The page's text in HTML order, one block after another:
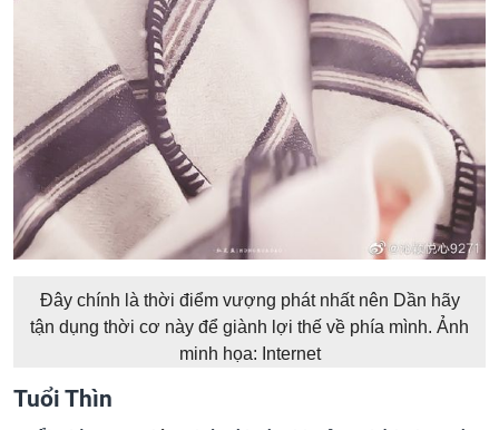
Đây chính là thời điểm vượng phát nhất nên Dần hãy
tận dụng thời cơ này để giành lợi thế về phía mình. Ảnh
minh họa: Internet
Tuổi Thìn